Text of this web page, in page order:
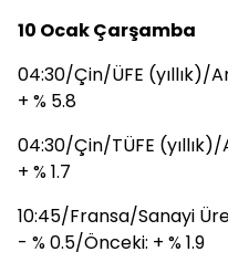
10 Ocak Çarşamba
04:30/Çin/ÜFE (yıllık)/
+ % 5.8
04:30/Çin/TÜFE (yıllık)/
+ % 1.7
10:45/Fransa/Sanayi
- % 0.5/Önceki: + % 1.9